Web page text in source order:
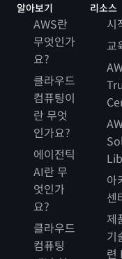
알아보기
AWS란
무엇인가
요?
클라우드
컴퓨팅이
란 무엇
인가요?
에이전틱
AI란 무
엇인가
요?
클라우드
컴퓨팅
리소스
시
교
아
센
제
기
련